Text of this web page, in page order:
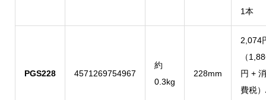
1本
PGS228 4571269754967
約
0.3kg
228mm
2,074
（
円 + 消
費税